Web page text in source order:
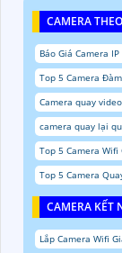
CAMERA
Báo Giá Camera
Top 5 Camera
Camera quay
camera quay lại
Top 5 Camera Wifi
Top 5 Camera
CAMERA KẾT
Lắp Camera Wifi